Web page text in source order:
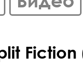
Fiction